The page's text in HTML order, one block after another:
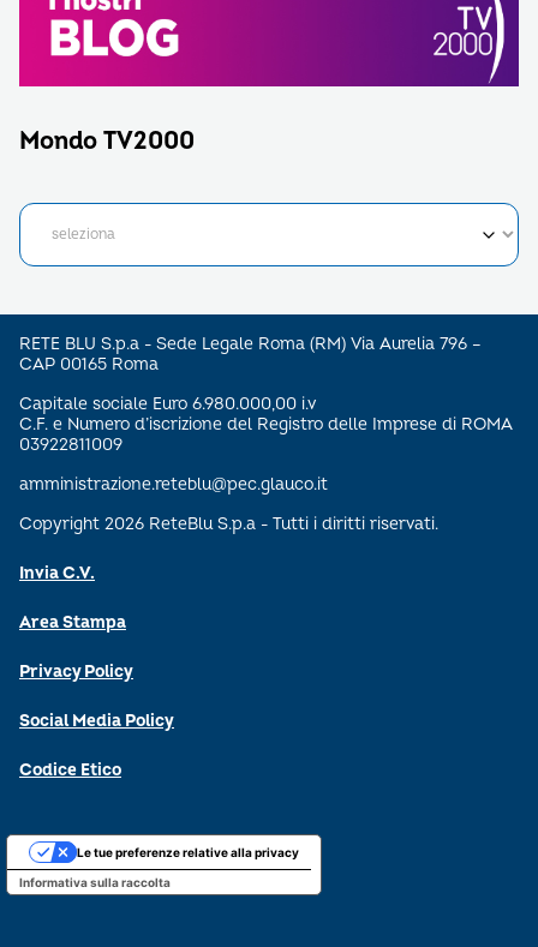
Mondo TV2000
RETE BLU S.p.a - Sede Legale Roma (RM) Via Aurelia 796 –
CAP 00165 Roma
Capitale sociale Euro 6.980.000,00 i.v
C.F. e Numero d’iscrizione del Registro delle Imprese di ROMA
03922811009
amministrazione.reteblu@pec.glauco.it
Copyright 2026 ReteBlu S.p.a - Tutti i diritti riservati.
Invia C.V.
Area Stampa
Privacy Policy
Social Media Policy
Codice Etico
Informativa sulla raccolta
Le tue preferenze relative alla privacy